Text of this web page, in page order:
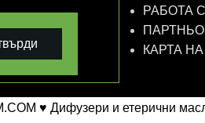
РАБОТА
КАРТА
♥ Дифузери и етерични